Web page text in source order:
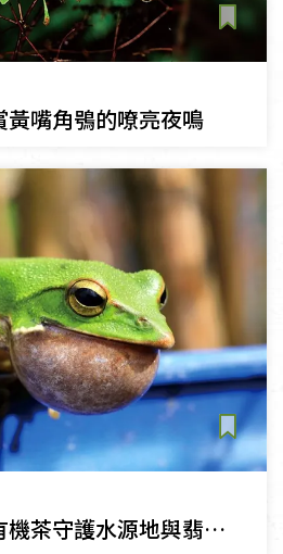
黃嘴角鴞的嘹亮夜鳴
【綠色保育】用有機茶守護水源地與翡翠樹蛙